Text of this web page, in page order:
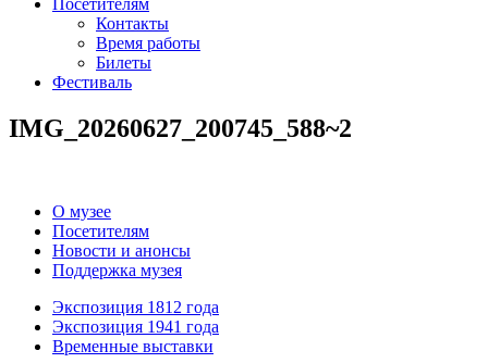
Контакты
Время работы
Билеты
Фестиваль
IMG_20260627_200745_588~2
О музее
Посетителям
Новости и анонсы
Поддержка музея
Экспозиция 1812 года
Экспозиция 1941 года
Временные выставки